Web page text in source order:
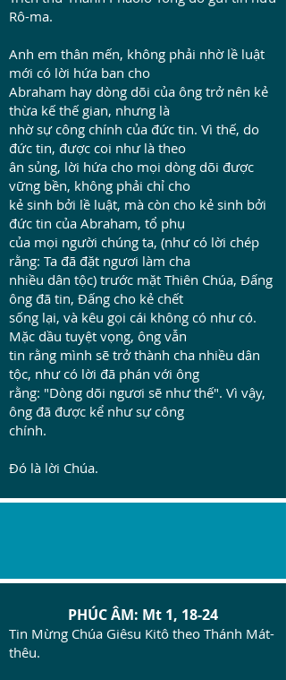
Rô-ma.
Anh em thân mến, không phải nhờ lề luật
mới có lời hứa ban cho
Abraham hay dòng dõi của ông trở nên kẻ
thừa kế thế gian, nhưng là
nhờ sự công chính của đức tin. Vì thế, do
đức tin, được coi như là theo
ân sủng, lời hứa cho mọi dòng dõi được
vững bền, không phải chỉ cho
kẻ sinh bởi lề luật, mà còn cho kẻ sinh bởi
đức tin của Abraham, tổ phụ
của mọi người chúng ta, (như có lời chép
rằng: Ta đã đặt ngươi làm cha
nhiều dân tộc) trước mặt Thiên Chúa, Đấng
ông đã tin, Đấng cho kẻ chết
sống lại, và kêu gọi cái không có như có.
Mặc dầu tuyệt vọng, ông vẫn
tin rằng mình sẽ trở thành cha nhiều dân
tộc, như có lời đã phán với ông
rằng: "Dòng dõi ngươi sẽ như thế". Vì vậy,
ông đã được kể như sự công
chính.
Đó là lời Chúa.
PHÚC ÂM: Mt 1, 18-24
Tin Mừng Chúa Giêsu Kitô theo Thánh Mát-
thêu.